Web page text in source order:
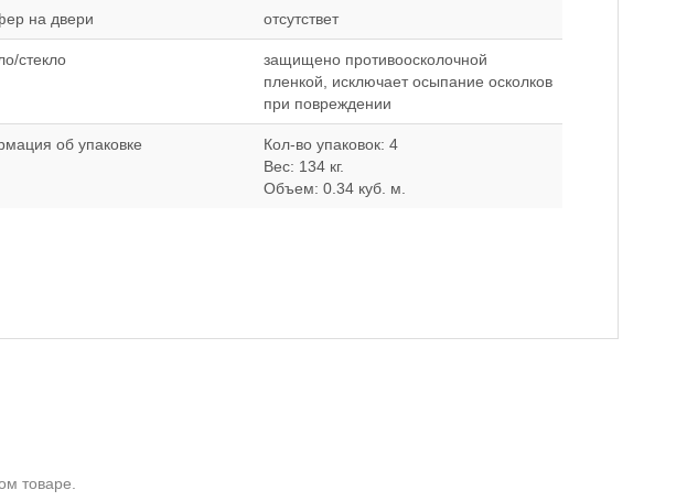
на двери отсутствет
стекло
защищено противоосколочной
пленкой, исключает осыпание осколков
при повреждении
об упаковке
Кол-во упаковок: 4
Вес: 134 кг.
Объем: 0.34 куб. м.
товаре.